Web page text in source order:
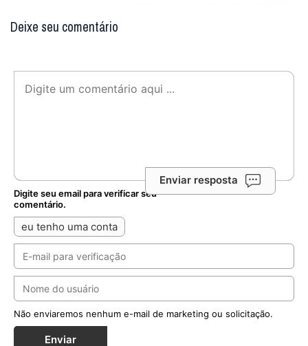
Deixe seu comentário
Enviar resposta
Digite seu email para verificar seu
comentário.
eu tenho uma conta
Não enviaremos nenhum e-mail de marketing ou solicitação.
Enviar